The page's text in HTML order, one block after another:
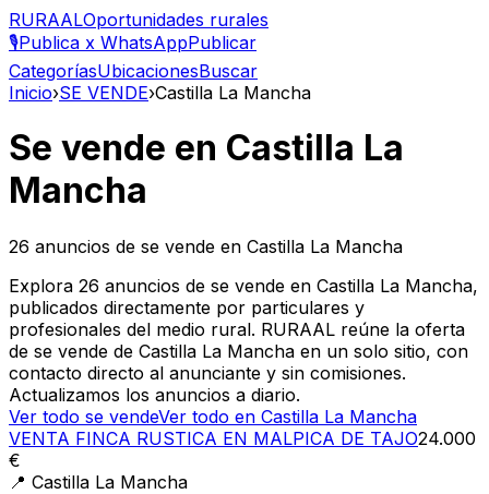
RURAALOportunidades rurales
🎙️Publica x WhatsAppPublicar
CategoríasUbicacionesBuscar
Inicio›SE VENDE›Castilla La Mancha
Se vende en Castilla La
Mancha
26 anuncios de se vende en Castilla La Mancha
Explora 26 anuncios de se vende en Castilla La Mancha,
publicados directamente por particulares y
profesionales del medio rural. RURAAL reúne la oferta
de se vende de Castilla La Mancha en un solo sitio, con
contacto directo al anunciante y sin comisiones.
Actualizamos los anuncios a diario.
Ver todo se vendeVer todo en Castilla La Mancha
VENTA FINCA RUSTICA EN MALPICA DE TAJO24.000
€
📍 Castilla La Mancha